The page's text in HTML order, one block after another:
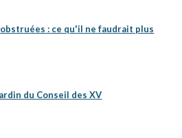
: ce qu'il ne faudrait plus
du Conseil des XV